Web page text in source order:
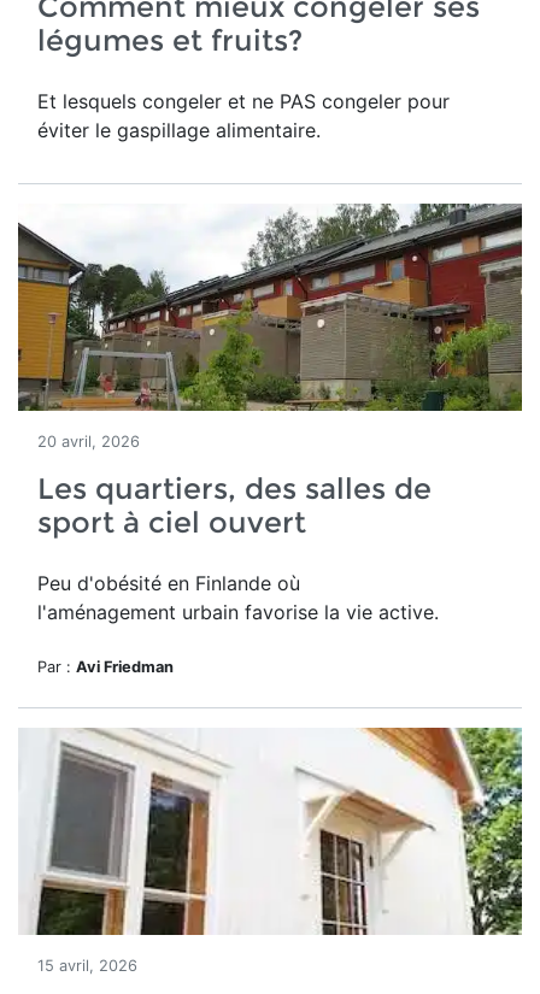
légumes et fruits?
Et lesquels congeler et ne PAS congeler pour
éviter le gaspillage alimentaire.
20 avril, 2026
Les quartiers, des salles de
sport à ciel ouvert
Peu d'obésité en Finlande où
l'aménagement urbain favorise la vie active.
Par : Avi Friedman
15 avril, 2026